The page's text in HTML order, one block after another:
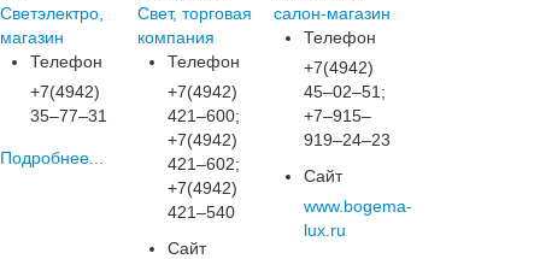
Светэлектро,
магазин
Телефон
+7(4942)
35‒77‒31
Подробнее...
Свет, торговая
компания
Телефон
+7(4942)
421‒600;
+7(4942)
421‒602;
+7(4942)
421‒540
Сайт
салон-магазин
Телефон
+7(4942)
45‒02‒51;
+7‒915‒
919‒24‒23
Сайт
www.bogema-
lux.ru